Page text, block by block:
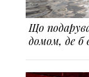
Що
домом, де б